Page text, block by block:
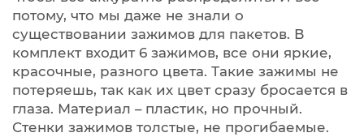
потому, что мы даже не знали о
существовании зажимов для пакетов. В
комплект входит 6 зажимов, все они яркие,
красочные, разного цвета. Такие зажимы не
потеряешь, так как их цвет сразу бросается в
глаза. Материал – пластик, но прочный.
Стенки зажимов толстые, не прогибаемые.